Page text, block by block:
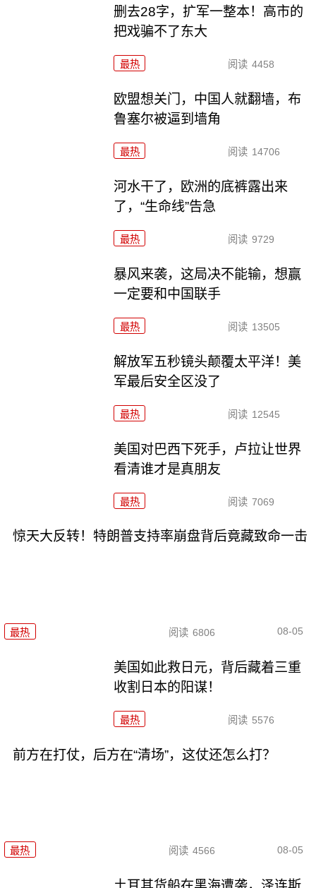
删去28字，扩军一整本！高市的
把戏骗不了东大
最热 阅读 4458
欧盟想关门，中国人就翻墙，布
鲁塞尔被逼到墙角
最热 阅读 14706
河水干了，欧洲的底裤露出来
了，“生命线”告急
最热 阅读 9729
暴风来袭，这局决不能输，想赢
一定要和中国联手
最热 阅读 13505
解放军五秒镜头颠覆太平洋！美
军最后安全区没了
最热 阅读 12545
美国对巴西下死手，卢拉让世界
看清谁才是真朋友
最热 阅读 7069
惊天大反转！特朗普支持率崩盘背后竟藏致命一击
最热 阅读 6806 08-05
美国如此救日元，背后藏着三重
收割日本的阳谋！
最热 阅读 5576
前方在打仗，后方在“清场”，这仗还怎么打？
最热 阅读 4566 08-05